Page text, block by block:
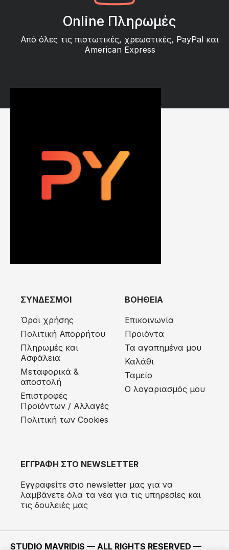
Online Πληρωμές
Από όλες τις πιστωτικές, χρεωστικές, PayPal και
American Express
ΣΥΝΔΕΣΜΟΙ
Όροι χρήσης
Πολιτική Απορρήτου
Πληρωμές και
Ασφάλεια
Μεταφορικά &
αποστολή
Eπιστροφές
Προϊόντων / Αλλαγές
Πολιτική των Cookies
ΒΟΗΘΕΙΑ
Επικοινωνία
Προιόντα
Τα αγαπημένα μου
Καλάθι
Ταμείο
Ο λογαριασμός μου
ΕΓΓΡΑΦΗ ΣΤΟ NEWSLETTER
Εγγραφείτε στο newsletter μας για να
λαμβάνετε όλα τα νέα για τις υπηρεσίες και
τις δουλειές μας
STUDIO MAVRIDIS — ALL RIGHTS RESERVED —